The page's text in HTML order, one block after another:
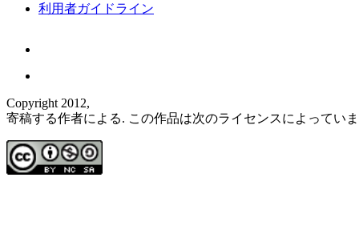
利用者ガイドライン
Copyright 2012,
寄稿する作者による. この作品は次のライセンスによってい